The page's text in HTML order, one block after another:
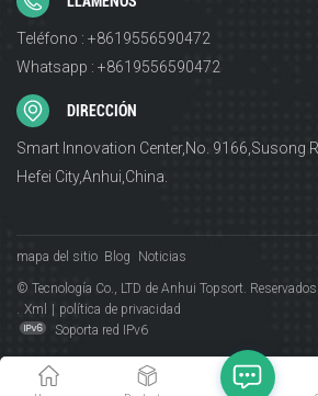
Teléfono : +8619556590472
Whatsapp : +8619556590472
DIRECCIÓN
Smart Innovation Center,No. 9166,Susong
Hefei City,Anhui,China.
mapa del sitio Blog Noticias
© Tecnología Co., LTD de Anhui Topsort.
. Xml | política de privacidad
Soporta red IPv6